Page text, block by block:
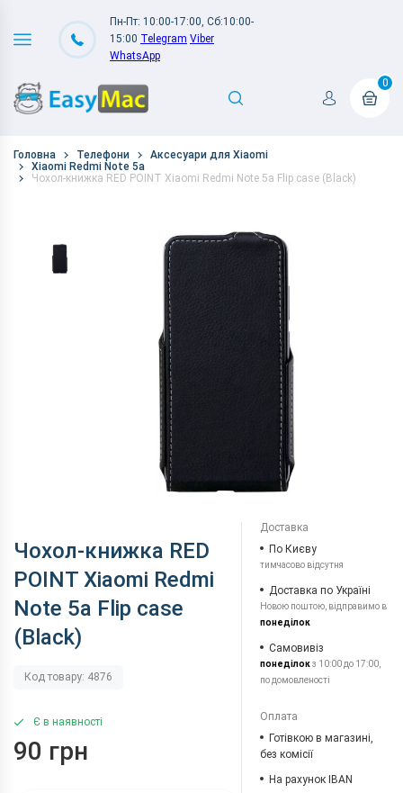
Пн-Пт: 10:00-17:00, Сб:10:00-
15:00 Telegram Viber
WhatsApp
0
Головна Телефони
Аксесуари для Xiaomi
Xiaomi Redmi Note 5a
Чохол-книжка RED POINT Xiaomi Redmi Note 5a Flip case (Black)
Чохол-книжка RED
POINT Xiaomi Redmi
Note 5a Flip case
(Black)
Код товару: 4876
Є в наявності
90 грн
Доставка
По Києву
тимчасово відсутня
Доставка по Україні
Новою поштою, відправимо в
понеділок
Самовивіз
понеділокз 10:00 до 17:00,
по домовленості
Оплата
Готівкою в магазині,
без комісії
На рахунок IBAN